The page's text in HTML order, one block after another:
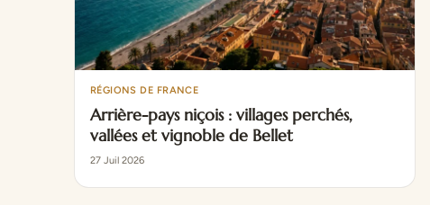
RÉGIONS DE FRANCE
Arrière-pays niçois : villages perchés,
vallées et vignoble de Bellet
27 Juil 2026